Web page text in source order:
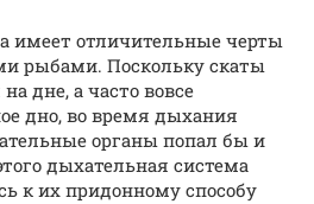
имеет отличительные черты
рыбами. Поскольку скаты
дне, а часто вовсе
дно, во время дыхания
органы попал бы и
дыхательная система
к их придонному способу